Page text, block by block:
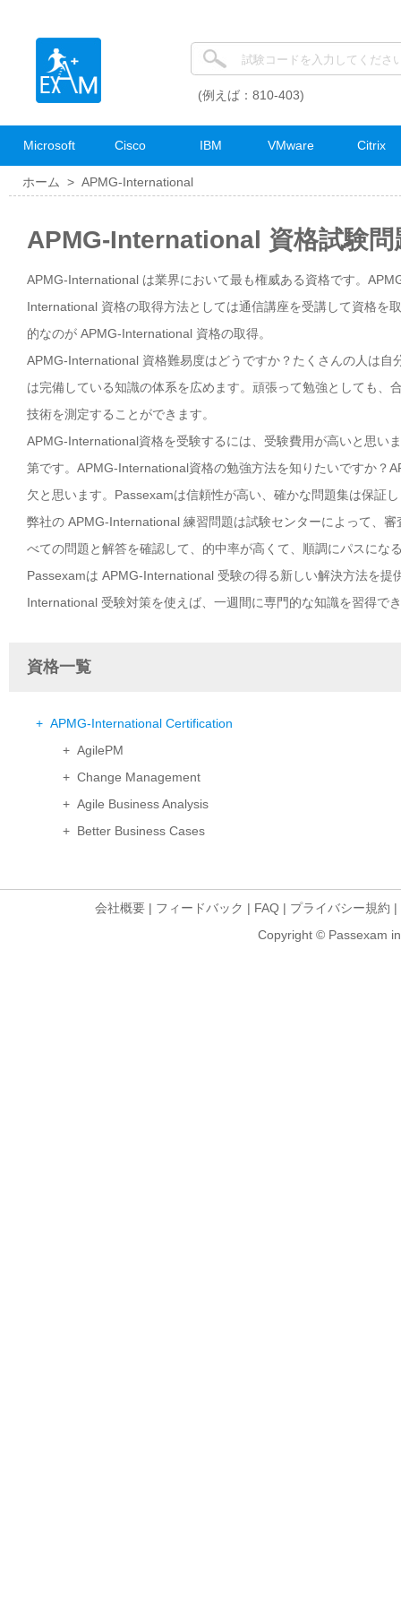
(例えば：810-403)
Microsoft Cisco IBM VMware Citrix
ホーム > APMG-International
APMG-International 資格試験問
APMG-International は業界において最も権威ある資格です。
International 資格の取得方法としては通信講座を受講して資格を
的なのが APMG-International 資格の取得。
APMG-International 資格難易度はどうですか？たくさんの人は
は完備している知識の体系を広めます。頑張って勉強としても
技術を測定することができます。
APMG-International資格を受験するには、受験費用が高いと思い
第です。APMG-International資格の勉強方法を知りたいですか？
欠と思います。Passexamは信頼性が高い、確かな問題集は保証
弊社の APMG-International 練習問題は試験センターによって、
べての問題と解答を確認して、的中率が高くて、順調にパスにな
Passexamは APMG-International 受験の得る新しい解決方法を
International 受験対策を使えば、一週間に専門的な知識を習得で
資格一覧
+ APMG-International Certification
+ AgilePM
+ Change Management
+ Agile Business Analysis
+ Better Business Cases
会社概要 | フィードバック | FAQ | プライバシー規約 |
Copyright © Passexam